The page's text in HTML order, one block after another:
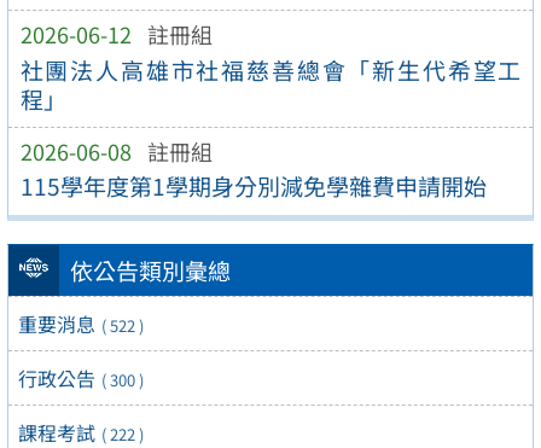
2026-06-12 註冊組
社團法人高雄市社福慈善總會「新生代希望工
程」
2026-06-08 註冊組
115學年度第1學期身分別減免學雜費申請開始
依公告類別彙總
重要消息 ( 522 )
行政公告 ( 300 )
課程考試 ( 222 )